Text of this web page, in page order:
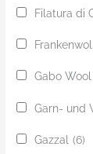
Filatura di
Gabo Wool
Garn- und
Gazzal (6)